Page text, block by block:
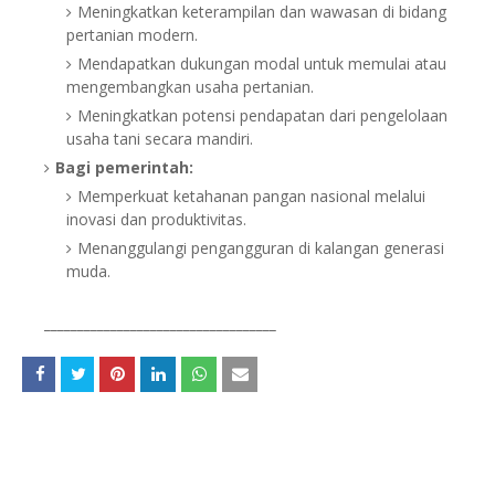
Meningkatkan keterampilan dan wawasan di bidang
pertanian modern.
Mendapatkan dukungan modal untuk memulai atau
mengembangkan usaha pertanian.
Meningkatkan potensi pendapatan dari pengelolaan
usaha tani secara mandiri.
Bagi pemerintah:
Memperkuat ketahanan pangan nasional melalui
inovasi dan produktivitas.
Menanggulangi pengangguran di kalangan generasi
muda.